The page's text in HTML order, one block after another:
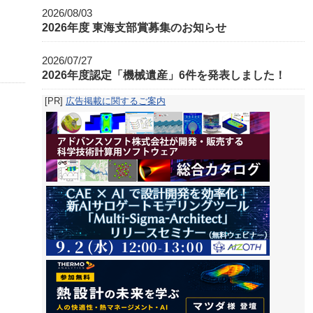
2026/08/03
2026年度 東海支部賞募集のお知らせ
2026/07/27
2026年度認定「機械遺産」6件を発表しました！
[PR] 広告掲載に関するご案内